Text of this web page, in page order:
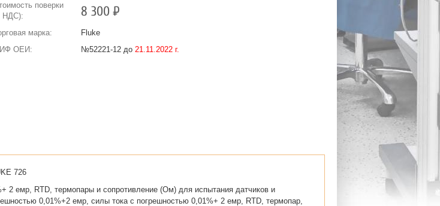
поверки
НДС):
8 300Р
марка:
Fluke
ОЕИ:
№52221-12 до 21.11.2022 г.
726
2 емр, RTD, термопары и сопротивление (Ом) для испытания датчиков и
0,01%+2 емр, силы тока с погрешностью 0,01%+ 2 емр, RTD, термопар,